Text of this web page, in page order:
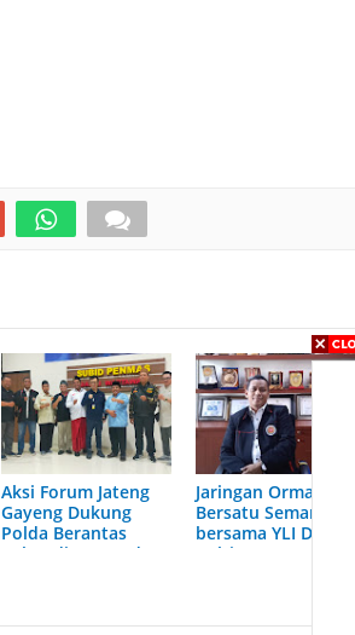
Aksi Forum Jateng
Gayeng Dukung
Polda Berantas
Pekat di Jateng dan
Jaringan Ormas
Bersatu Semarang
bersama YLI Dorong
Polri Berantas Pekat